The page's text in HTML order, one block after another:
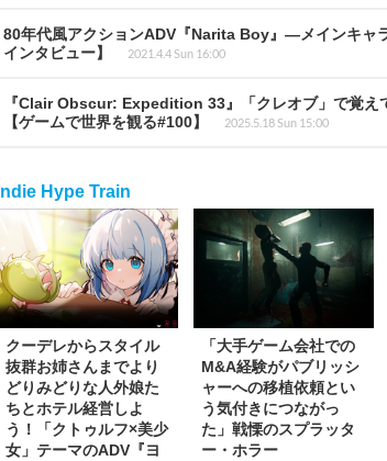
80年代風アクションADV『Narita Boy』―メインキャ
インタビュー】
2021.4.4 Sun 16:00
『Clair Obscur: Expedition 33』「クレオブ」で覚え
【ゲームで世界を観る#100】
2025.5.18 Sun 15:00
Indie Hype Train
クーデレからスタイル
抜群お姉さんまでより
どりみどりな人外娘た
ちとホテル経営しよ
う！「クトゥルフ×美少
女」テーマのADV『ヨ
「大手ゲーム会社での
M&A経験がパブリッシ
ャーへの移植依頼とい
う気付きにつながっ
た」戦慄のスプラッタ
ー・ホラー